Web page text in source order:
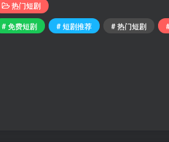
热门短剧
# 免费短剧
# 短剧推荐 # 热门短剧